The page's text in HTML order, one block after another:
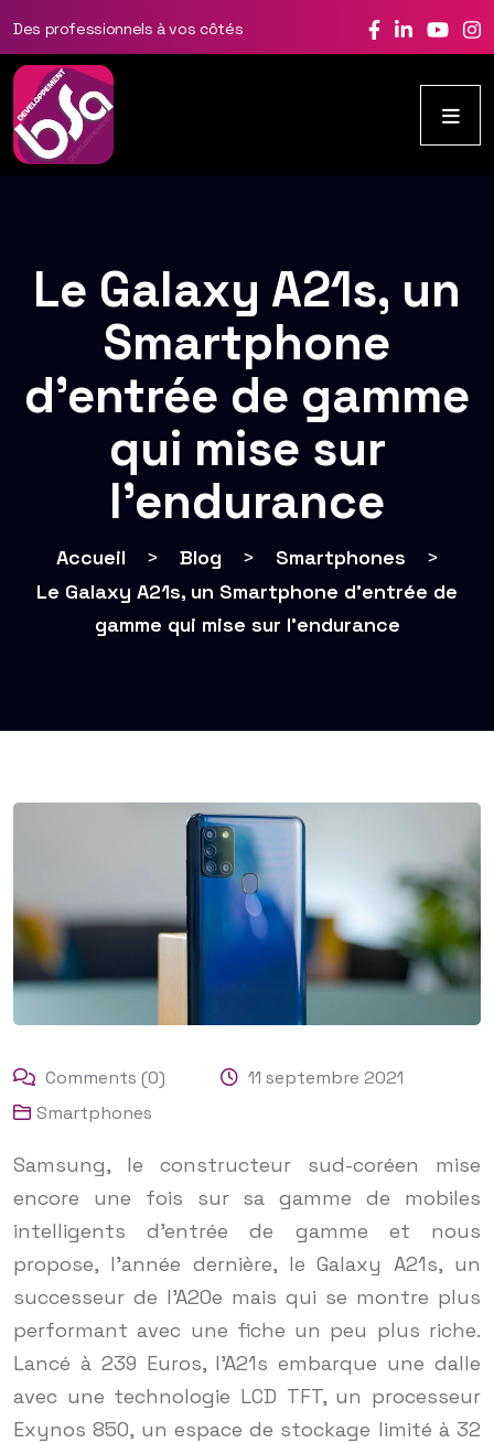
Des professionnels à vos côtés
Le Galaxy A21s, un
Smartphone
d’entrée de gamme
qui mise sur
l’endurance
Accueil > Blog > Smartphones
>
Le Galaxy A21s, un Smartphone d’entrée de
gamme qui mise sur l’endurance
Comments (0)
11 septembre 2021
Smartphones
Samsung, le constructeur sud-coréen mise
encore une fois sur sa gamme de mobiles
intelligents d’entrée de gamme et nous
propose, l’année dernière, le Galaxy A21s, un
successeur de l’A20e mais qui se montre plus
performant avec une fiche un peu plus riche.
Lancé à 239 Euros, l’A21s embarque une dalle
avec une technologie LCD TFT, un processeur
Exynos 850, un espace de stockage limité à 32